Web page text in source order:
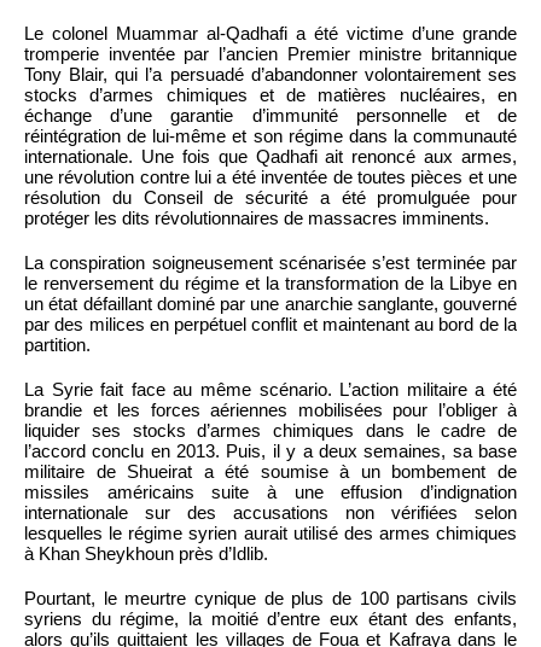
Le colonel Muammar al-Qadhafi a été victime d’une grande
tromperie inventée par l’ancien Premier ministre britannique
Tony Blair, qui l’a persuadé d’abandonner volontairement ses
stocks d’armes chimiques et de matières nucléaires, en
échange d’une garantie d’immunité personnelle et de
réintégration de lui-même et son régime dans la communauté
internationale. Une fois que Qadhafi ait renoncé aux armes,
une révolution contre lui a été inventée de toutes pièces et une
résolution du Conseil de sécurité a été promulguée pour
protéger les dits révolutionnaires de massacres imminents.
La conspiration soigneusement scénarisée s’est terminée par
le renversement du régime et la transformation de la Libye en
un état défaillant dominé par une anarchie sanglante, gouverné
par des milices en perpétuel conflit et maintenant au bord de la
partition.
La Syrie fait face au même scénario. L’action militaire a été
brandie et les forces aériennes mobilisées pour l’obliger à
liquider ses stocks d’armes chimiques dans le cadre de
l’accord conclu en 2013. Puis, il y a deux semaines, sa base
militaire de Shueirat a été soumise à un bombement de
missiles américains suite à une effusion d’indignation
internationale sur des accusations non vérifiées selon
lesquelles le régime syrien aurait utilisé des armes chimiques
à Khan Sheykhoun près d’Idlib.
Pourtant, le meurtre cynique de plus de 100 partisans civils
syriens du régime, la moitié d’entre eux étant des enfants,
alors qu’ils quittaient les villages de Foua et Kafraya dans le